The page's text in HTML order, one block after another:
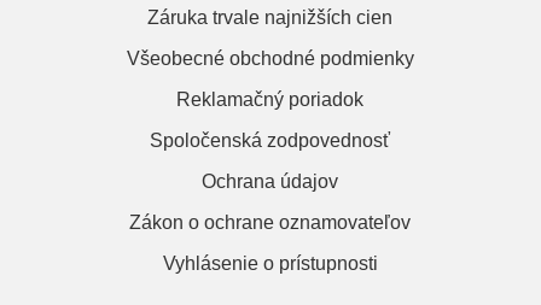
Záruka trvale najnižších cien
Všeobecné obchodné podmienky
Reklamačný poriadok
Spoločenská zodpovednosť
Ochrana údajov
Zákon o ochrane oznamovateľov
Vyhlásenie o prístupnosti